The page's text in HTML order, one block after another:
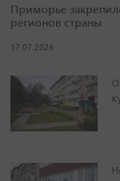
Приморье
регионов страны
17.07.2026